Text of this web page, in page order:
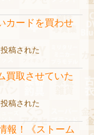
ードを買わせ
稿された
買取させていた
稿された
報！《ストーム